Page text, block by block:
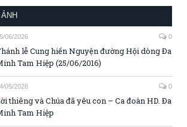
06/2026 0
lễ Cung hiến Nguyện đường Hội dòng Đa
Tam Hiệp (25/06/2016)
05/2026 0
thiêng và Chúa đã yêu con – Ca đoàn HD. Đa
Tam Hiệp